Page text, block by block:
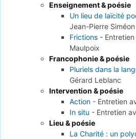
Enseignement & poésie
Un lieu de laïcité
Jean-Pierre Siméon
Frictions -
Maulpoix
Francophonie & poésie
Pluriels dans la
Gérard Leblanc
Intervention & poésie
Action - Entretien
In situ - Entretien
Lieu & poésie
La Charité : un